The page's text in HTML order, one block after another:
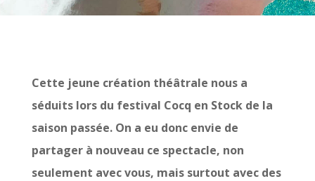
Cette jeune création théâtrale nous a
séduits lors du festival Cocq en Stock de la
saison passée. On a eu donc envie de
partager à nouveau ce spectacle, non
seulement avec vous, mais surtout avec des